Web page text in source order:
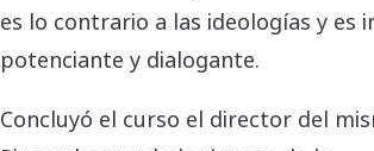
es lo contrario a las ideologías y es
potenciante y dialogante.
Concluyó el curso el director del